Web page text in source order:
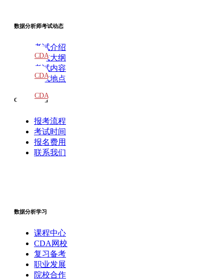
数据分析师考试动态
考试介绍
考试大纲
考试内容
考试地点
CDA报考指南
报考流程
考试时间
报名费用
联系我们
数据分析学习
课程中心
CDA网校
复习备考
职业发展
院校合作
CDA
教材
CDA
题库
CDA